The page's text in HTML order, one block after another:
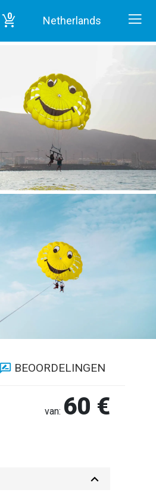
0 Netherlands
BEOORDELINGEN
van: 60 €